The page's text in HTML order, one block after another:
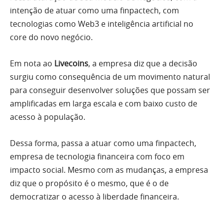
intenção de atuar como uma finpactech, com
tecnologias como Web3 e inteligência artificial no
core do novo negócio.
Em nota ao Livecoins, a empresa diz que a decisão
surgiu como consequência de um movimento natural
para conseguir desenvolver soluções que possam ser
amplificadas em larga escala e com baixo custo de
acesso à população.
Dessa forma, passa a atuar como uma finpactech,
empresa de tecnologia financeira com foco em
impacto social. Mesmo com as mudanças, a empresa
diz que o propósito é o mesmo, que é o de
democratizar o acesso à liberdade financeira.